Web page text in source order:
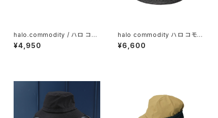
halo.commodity / ハロ コモ
ディティCuddly Band / Ivory
¥4,950
halo commodity ハロ コモデ
ィティ / Chip Dome Hat / bla
ck
¥6,600